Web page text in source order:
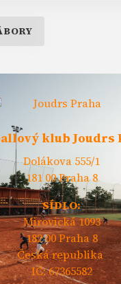
klub Joudrs
Dolákova 555/1
181 00 Praha 8
SÍDLO:
Mirovická 1093
182 00 Praha 8
Česká republika
IČ: 67365582